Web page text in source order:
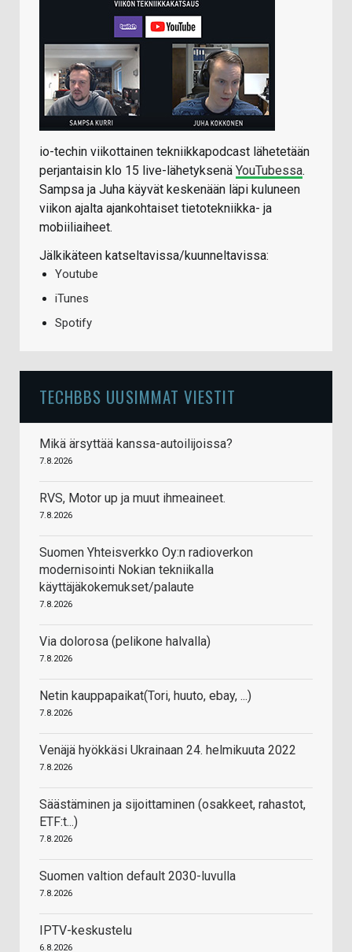
io-techin viikottainen tekniikkapodcast lähetetään
perjantaisin klo 15 live-lähetyksenä YouTubessa.
Sampsa ja Juha käyvät keskenään läpi kuluneen
viikon ajalta ajankohtaiset tietotekniikka- ja
mobiiliaiheet.
Jälkikäteen katseltavissa/kuunneltavissa:
Youtube
iTunes
Spotify
TECHBBS UUSIMMAT VIESTIT
Mikä ärsyttää kanssa-autoilijoissa?
7.8.2026
RVS, Motor up ja muut ihmeaineet.
7.8.2026
Suomen Yhteisverkko Oy:n radioverkon
modernisointi Nokian tekniikalla
käyttäjäkokemukset/palaute
7.8.2026
Via dolorosa (pelikone halvalla)
7.8.2026
Netin kauppapaikat(Tori, huuto, ebay, ...)
7.8.2026
Venäjä hyökkäsi Ukrainaan 24. helmikuuta 2022
7.8.2026
Säästäminen ja sijoittaminen (osakkeet, rahastot,
ETF:t...)
7.8.2026
Suomen valtion default 2030-luvulla
7.8.2026
IPTV-keskustelu
6.8.2026